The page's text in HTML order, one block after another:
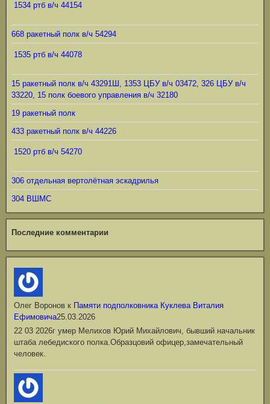
1534 ртб в/ч 44154
668 ракетный полк в/ч 54294
1535 ртб в/ч 44078
15 ракетный полк в/ч 43291Ш, 1353 ЦБУ в/ч 03472, 326 ЦБУ в/ч
33220, 15 полк боевого управления в/ч 32180
19 ракетный полк
433 ракетный полк в/ч 44226
1520 ртб в/ч 54270
306 отдельная вертолётная эскадрилья
304 ВШМС
Последние комментарии
Олег Воронов к Памяти подполковника Куклева Виталия
Ефимовича25.03.2026
22 03 2026г умер Мелихов Юрий Михайлович, бывший начальник
штаба лебедиского полка.Образцовий офицер,замечательный
человек.